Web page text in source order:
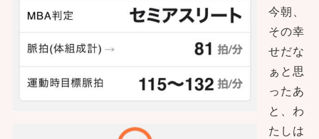
今朝、
その幸
せだな
ぁと思
ったあ
と、わ
たしは